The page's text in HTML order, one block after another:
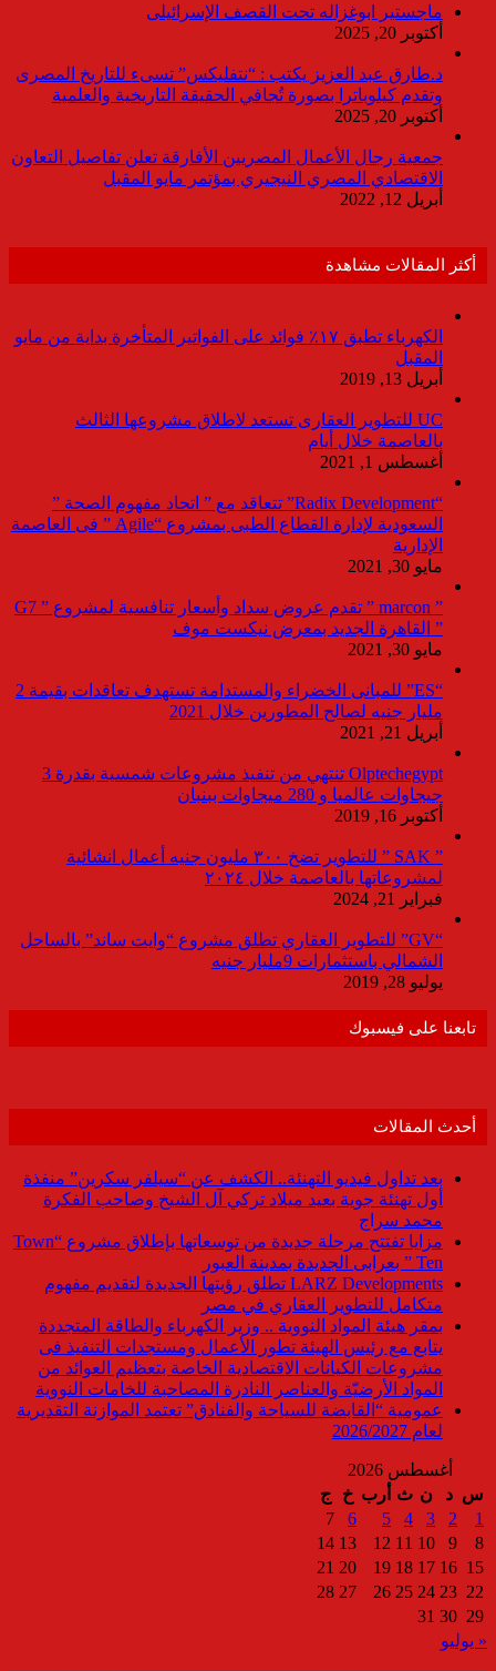
ماجستير ابوغزاله تحت القصف الإسرائيلى
أكتوبر 20, 2025
د.طارق عبد العزيز يكتب : “نتفليكس” تسىء للتاريخ المصرى
وتقدم كيلوباترا بصورة تُجافي الحقيقة التاريخية والعلمية
أكتوبر 20, 2025
جمعية رجال الأعمال المصريين الأفارقة تعلن تفاصيل التعاون
الاقتصادي المصري النيجيري بمؤتمر مايو المقبل
أبريل 12, 2022
أكثر المقالات مشاهدة
الكهرباء تطبق ١٧٪ فوائد على الفواتير المتأخرة بداية من مايو
المقبل
أبريل 13, 2019
UC للتطوير العقارى تستعد لاطلاق مشروعها الثالث
بالعاصمة خلال أيام
أغسطس 1, 2021
“Radix Development” تتعاقد مع ” اتحاد مفهوم الصحة ”
السعودية لإدارة القطاع الطبى بمشروع “Agile ” فى العاصمة
الإدارية
مايو 30, 2021
” marcon ” تقدم عروض سداد وأسعار تنافسية لمشروع ” G7
” القاهرة الجديد بمعرض نيكست موف
مايو 30, 2021
“ES” للمبانى الخضراء والمستدامة تستهدف تعاقدات بقيمة 2
مليار جنيه لصالح المطورين خلال 2021
أبريل 21, 2021
Olptechegypt تنتهي من تنفيذ مشروعات شمسية بقدرة 3
جيجاوات عالميا و 280 ميجاوات ببنبان
أكتوبر 16, 2019
” SAK ” للتطوير تضخ ٣٠٠ مليون جنيه أعمال انشائية
لمشروعاتها بالعاصمة خلال ٢٠٢٤
فبراير 21, 2024
“GV” للتطوير العقاري تطلق مشروع “وايت ساند” بالساحل
الشمالي باستثمارات 9مليار جنيه
يوليو 28, 2019
تابعنا على فيسبوك
أحدث المقالات
بعد تداول فيديو التهنئة.. الكشف عن “سيلفر سكرين” منفذة
أول تهنئة جوية بعيد ميلاد تركي آل الشيخ وصاحب الفكرة
محمد سراج
مزايا تفتتح مرحلة جديدة من توسعاتها بإطلاق مشروع “Town
Ten ” بعرابى الجديدة بمدينة العبور
LARZ Developments تطلق رؤيتها الجديدة لتقديم مفهوم
متكامل للتطوير العقاري في مصر
بمقر هيئة المواد النووية .. وزير الكهرباء والطاقة المتجددة
يتابع مع رئيس الهيئة تطور الأعمال ومستجدات التنفيذ فى
مشروعات الكيانات الاقتصادية الخاصة بتعظيم العوائد من
المواد الأرضيّة والعناصر النادرة المصاحبة للخامات النووية
عمومية “القابضة للسياحة والفنادق” تعتمد الموازنة التقديرية
لعام 2026/2027
أغسطس 2026
س د ن ث أرب خ
ج
1
2
3
4
5
6
7
8
9
10
11
12
13
14
15
16
17
18
19
20
21
22
23
24
25
26
27
28
29
30
31
« يوليو